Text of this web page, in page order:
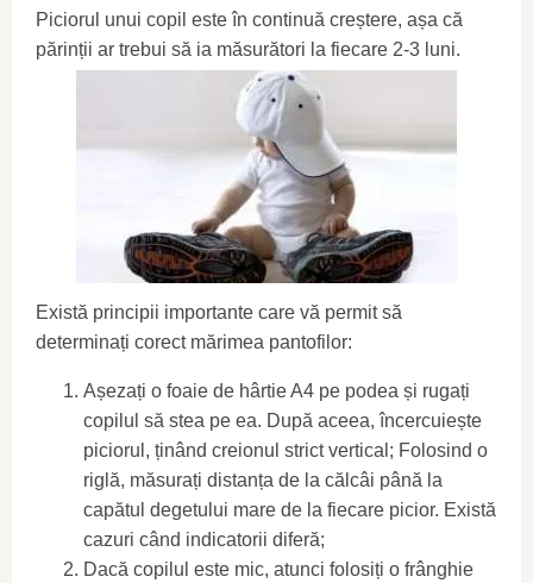
Piciorul unui copil este în continuă creștere, așa că
părinții ar trebui să ia măsurători la fiecare 2-3 luni.
Există principii importante care vă permit să
determinați corect mărimea pantofilor:
Așezați o foaie de hârtie A4 pe podea și rugați
copilul să stea pe ea. După aceea, încercuiește
piciorul, ținând creionul strict vertical; Folosind o
riglă, măsurați distanța de la călcâi până la
capătul degetului mare de la fiecare picior. Există
cazuri când indicatorii diferă;
Dacă copilul este mic, atunci folosiți o frânghie